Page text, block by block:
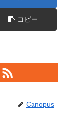
コピー
Canopus